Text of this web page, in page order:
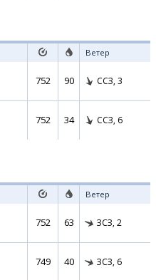
Ветер
752 90 ССЗ, 3
752 34 ССЗ, 6
Ветер
752 63 ЗСЗ, 2
749 40 ЗСЗ, 6